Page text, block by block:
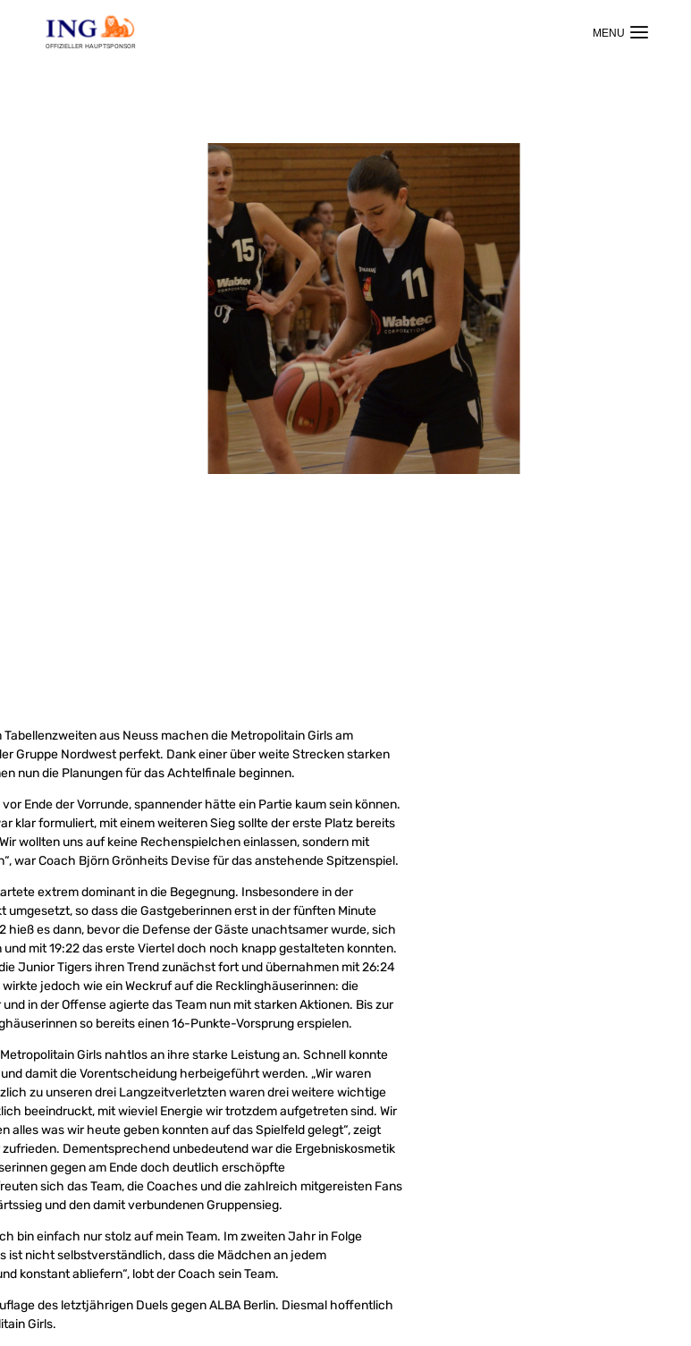
OFFIZIELLER HAUPTSPONSOR
aus Neuss machen die Metropolitain Girls am
Gruppe Nordwest perfekt. Dank einer über weite Strecken starken
nun die Planungen für das Achtelfinale beginnen.
Ende der Vorrunde, spannender hätte ein Partie kaum sein können.
klar formuliert, mit einem weiteren Sieg sollte der erste Platz bereits
wollten uns auf keine Rechenspielchen einlassen, sondern mit
war Coach Björn Grönheits Devise für das anstehende Spitzenspiel.
extrem dominant in die Begegnung. Insbesondere in der
umgesetzt, so dass die Gastgeberinnen erst in der fünften Minute
hieß es dann, bevor die Defense der Gäste unachtsamer wurde, sich
mit 19:22 das erste Viertel doch noch knapp gestalteten konnten.
Junior Tigers ihren Trend zunächst fort und übernahmen mit 26:24
jedoch wie ein Weckruf auf die Recklinghäuserinnen: die
in der Offense agierte das Team nun mit starken Aktionen. Bis zur
so bereits einen 16-Punkte-Vorsprung erspielen.
Girls nahtlos an ihre starke Leistung an. Schnell konnte
damit die Vorentscheidung herbeigeführt werden. „Wir waren
zu unseren drei Langzeitverletzten waren drei weitere wichtige
beeindruckt, mit wieviel Energie wir trotzdem aufgetreten sind. Wir
alles was wir heute geben konnten auf das Spielfeld gelegt“, zeigt
Dementsprechend unbedeutend war die Ergebniskosmetik
gegen am Ende doch deutlich erschöpfte
sich das Team, die Coaches und die zahlreich mitgereisten Fans
und den damit verbundenen Gruppensieg.
bin einfach nur stolz auf mein Team. Im zweiten Jahr in Folge
ist nicht selbstverständlich, dass die Mädchen an jedem
konstant abliefern“, lobt der Coach sein Team.
des letztjährigen Duels gegen ALBA Berlin. Diesmal hoffentlich
Girls.